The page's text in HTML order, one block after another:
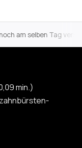
am selben Tag
min.)